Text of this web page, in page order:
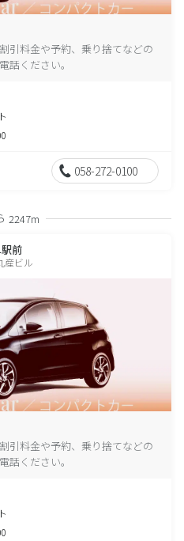
引料金や予約、乗り捨てなどの
話ください。
058-272-0100
2247m
前
産ビル
引料金や予約、乗り捨てなどの
話ください。